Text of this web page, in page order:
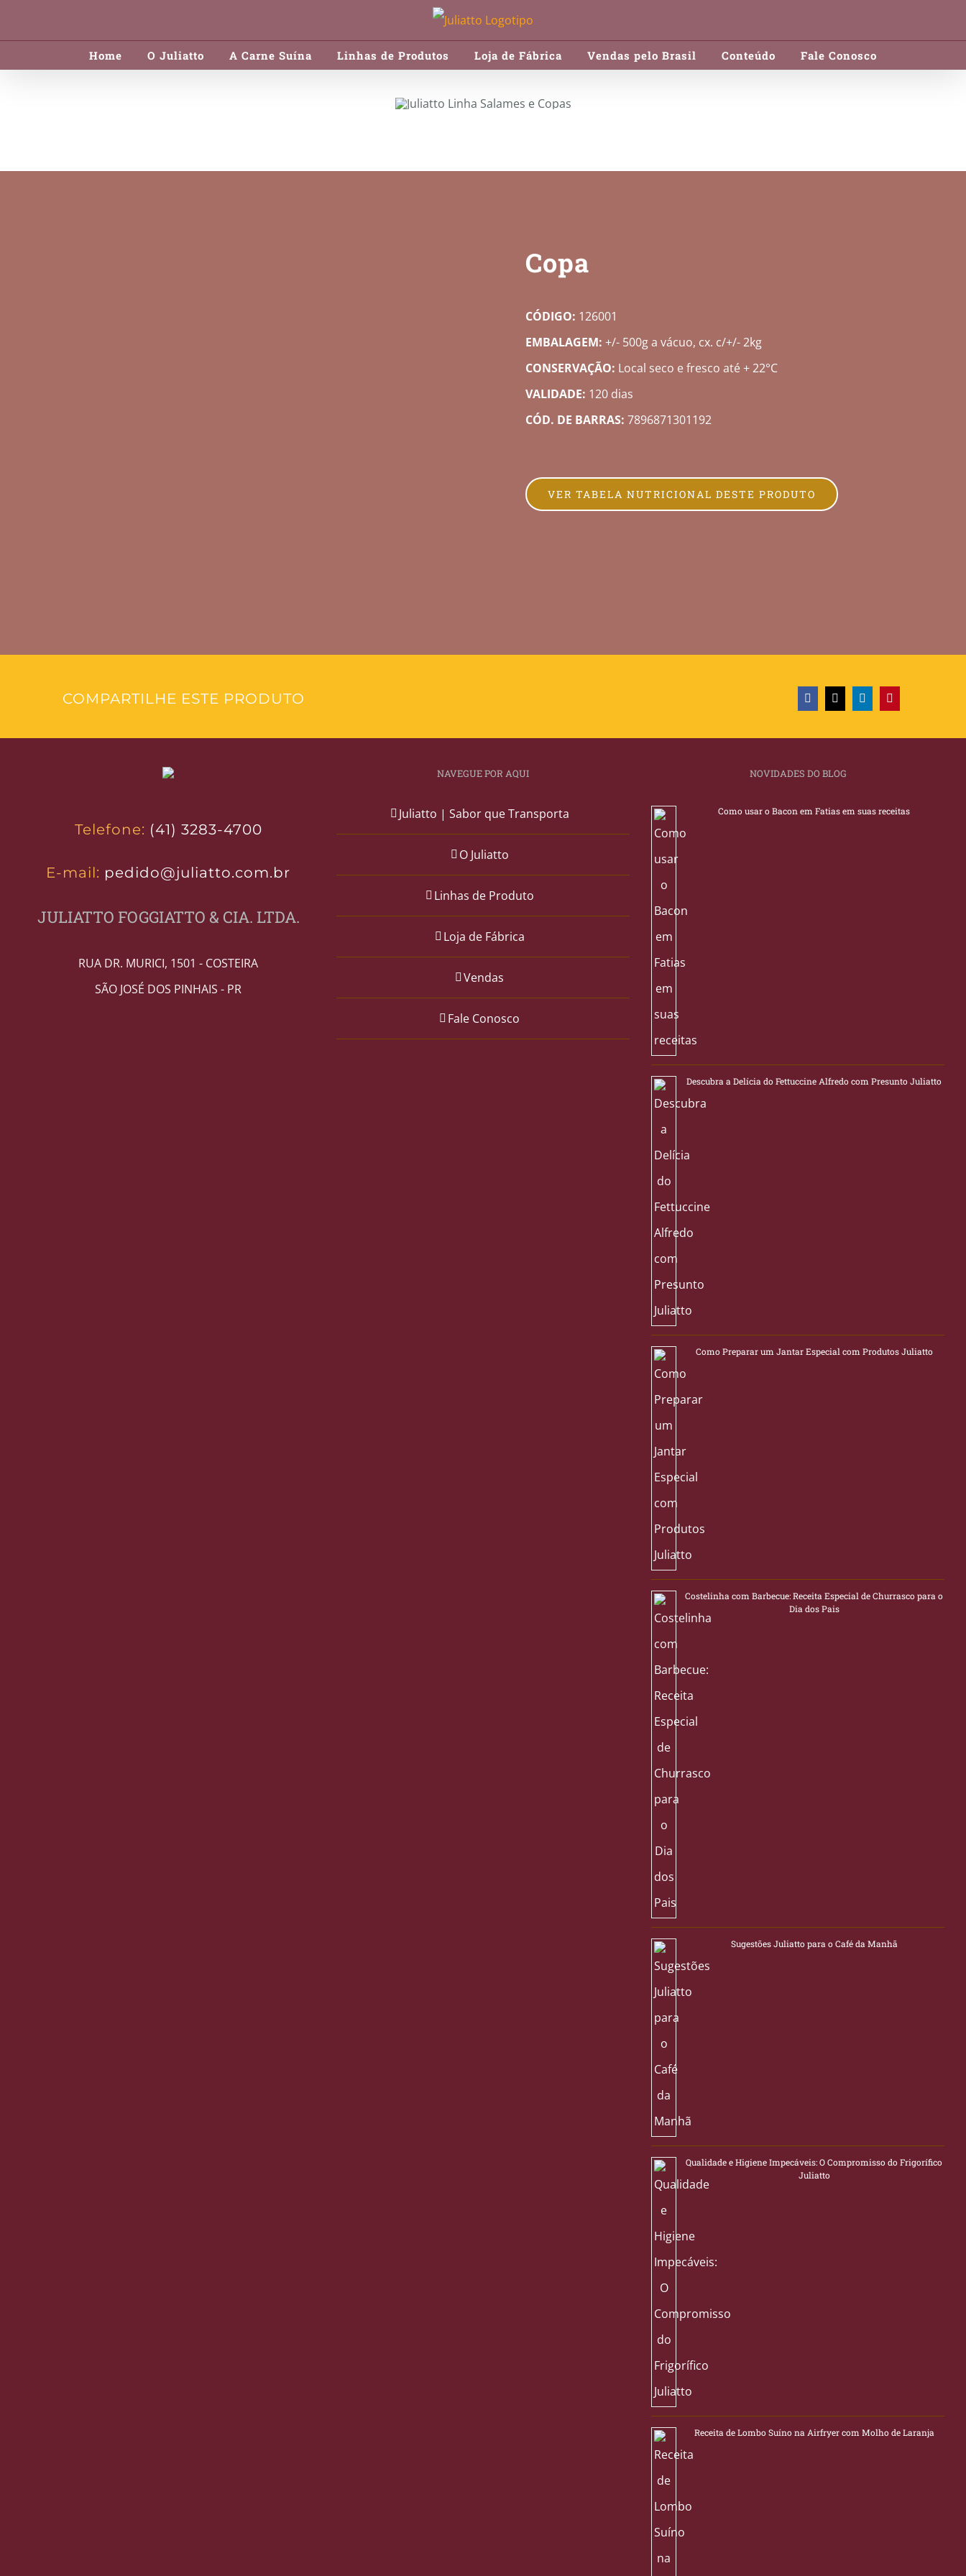
to
Home O Juliatto A Carne Suína Linhas de Produtos Loja de Fábrica Vendas pelo Brasil Conteúdo Fale Conosco
Copa
CÓDIGO: 126001
EMBALAGEM: +/- 500g a vácuo, cx. c/+/- 2kg
CONSERVAÇÃO: Local seco e fresco até + 22°C
VALIDADE: 120 dias
CÓD. DE BARRAS: 7896871301192
VER TABELA NUTRICIONAL DESTE PRODUTO
COMPARTILHE ESTE PRODUTO
Telefone: (41) 3283-4700
E-mail: pedido@juliatto.com.br
JULIATTO FOGGIATTO & CIA. LTDA.
RUA DR. MURICI, 1501 - COSTEIRA
SÃO JOSÉ DOS PINHAIS - PR
NAVEGUE POR AQUI
Juliatto | Sabor que Transporta
O Juliatto
Linhas de Produto
Loja de Fábrica
Vendas
Fale Conosco
NOVIDADES DO BLOG
Como usar o Bacon em Fatias em suas receitas
Descubra a Delícia do Fettuccine Alfredo com Presunto Juliatto
Como Preparar um Jantar Especial com Produtos Juliatto
Costelinha com Barbecue: Receita Especial de Churrasco para o
Dia dos Pais
Sugestões Juliatto para o Café da Manhã
Qualidade e Higiene Impecáveis: O Compromisso do Frigorífico
Juliatto
Receita de Lombo Suíno na Airfryer com Molho de Laranja